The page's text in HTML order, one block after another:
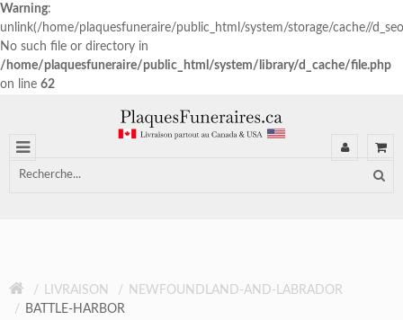
Warning:
unlink(/home/plaquesfuneraire/public_html/system/storage/cache//
No such file or directory in
/home/plaquesfuneraire/public_html/system/library/d_cache/file.php
on line 62
LIVRAISON
NEWFOUNDLAND-AND-LABRADOR
BATTLE-HARBOR